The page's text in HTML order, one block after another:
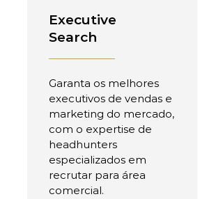
Executive
Search
Garanta os melhores
executivos de vendas e
marketing do mercado,
com o expertise de
headhunters
especializados em
recrutar para área
comercial.